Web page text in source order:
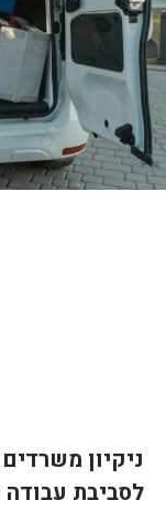
ניקיון
לסביבת עבודה